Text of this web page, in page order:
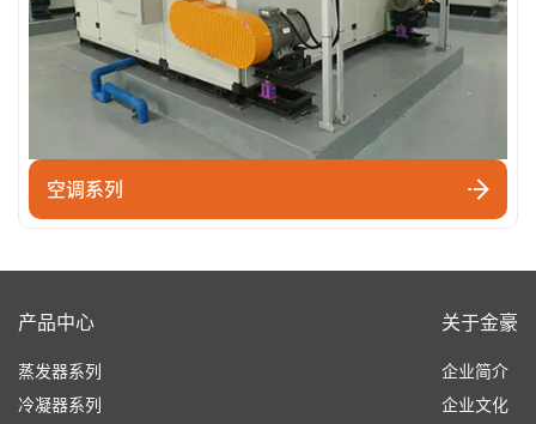
空调系列
产品中心
蒸发器系列
冷凝器系列
关于金豪
企业简介
企业文化